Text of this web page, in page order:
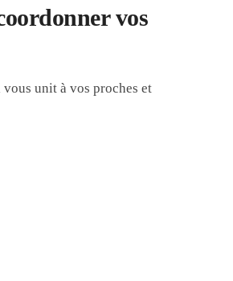
vos
unit à vos proches et